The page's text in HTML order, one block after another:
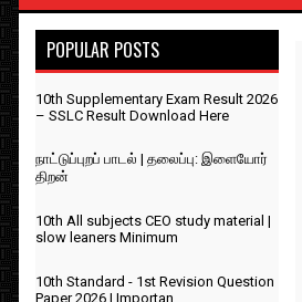
POPULAR POSTS
10th Supplementary Exam Result 2026
– SSLC Result Download Here
நாட்டுப்புறப் பாடல் | தலைப்பு: இளையோர்
திறன்
10th All subjects CEO study material |
slow leaners Minimum
10th Standard - 1st Revision Question
Paper 2026 | Importan